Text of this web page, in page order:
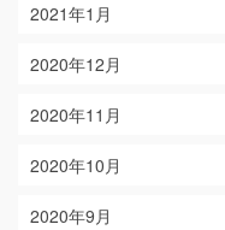
2021年1月
2020年12月
2020年11月
2020年10月
2020年9月